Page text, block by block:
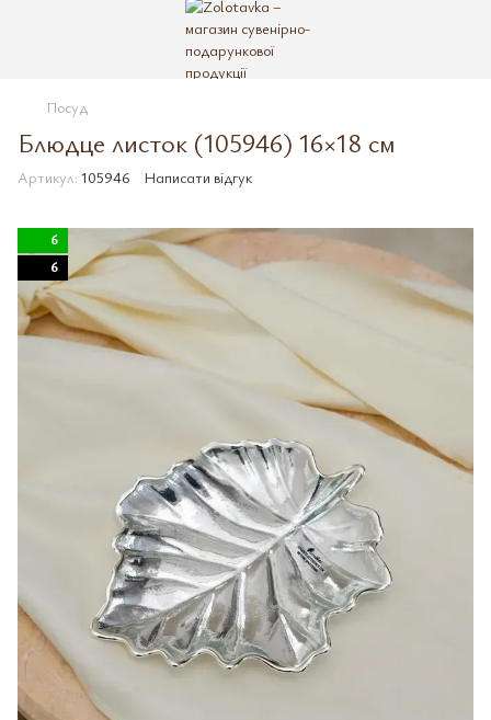
Посуд
Блюдце листок (105946) 16×18 см
Артикул: 105946 Написати відгук
6
6